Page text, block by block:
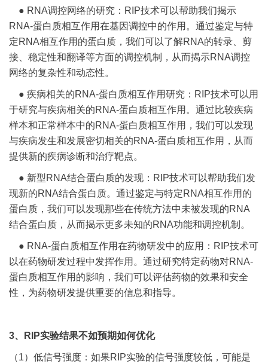
● RNA调控网络的研究：RIP技术可以帮助我们揭示
RNA-蛋白质相互作用在基因调控中的作用。通过鉴定与特
定RNA相互作用的蛋白质，我们可以了解RNA的转录、剪
接、稳定性和翻译等方面的调控机制，从而揭示RNA调控
网络的复杂性和动态性。
● 疾病相关的RNA-蛋白质相互作用研究：RIP技术可以用
于研究与疾病相关的RNA-蛋白质相互作用。通过比较疾病
样本和正常样本中的RNA-蛋白质相互作用，我们可以发现
与疾病发生和发展密切相关的RNA-蛋白质相互作用，从而
提供新的疾病诊断和治疗靶点。
● 新型RNA结合蛋白质的发现：RIP技术可以帮助我们发
现新的RNA结合蛋白质。通过鉴定与特定RNA相互作用的
蛋白质，我们可以发现那些在传统方法中未被发现的RNA
结合蛋白质，从而揭示更多未知的RNA功能和调控机制。
● RNA-蛋白质相互作用在药物研发中的应用：RIP技术可
以在药物研发过程中发挥作用。通过研究特定药物对RNA-
蛋白质相互作用的影响，我们可以评估药物的效果和安全
性，为药物研发提供重要的信息和指导。
3、RIP实验结果不如预期如何优化
（1）低信号强度：如果RIP实验的信号强度较低，可能是